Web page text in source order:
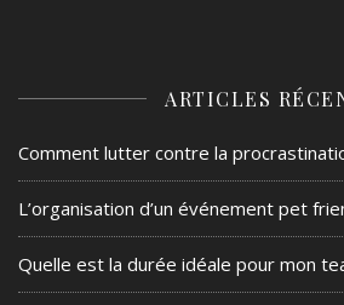
ARTICLES
Comment lutter contre la
L’organisation d’un événement pet
Quelle est la durée idéale pour mon